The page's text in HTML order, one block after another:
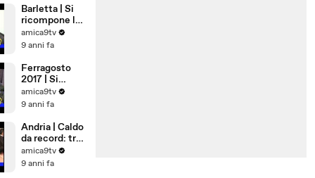
Puglia
Barletta | Si
ricompone la
Democrazia
Cristiana
amica9tv
9 anni fa
Ferragosto
2017 | Si
rimane a casa
amica9tv
9 anni fa
Andria | Caldo
da record: tra
cibi freschi e
matrimoni
amica9tv
9 anni fa